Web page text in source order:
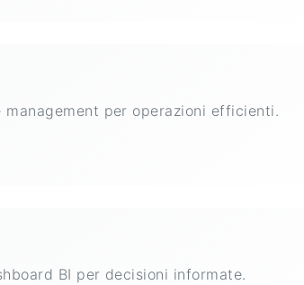
management per operazioni efficienti.
BI per decisioni informate.